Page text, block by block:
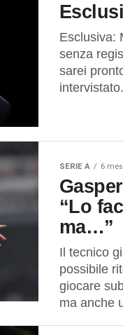
Esclusiva:
senza
sarei
SERIE A 6
“Lo
ma…”
Il tecnico
possibile
giocare
ma anche